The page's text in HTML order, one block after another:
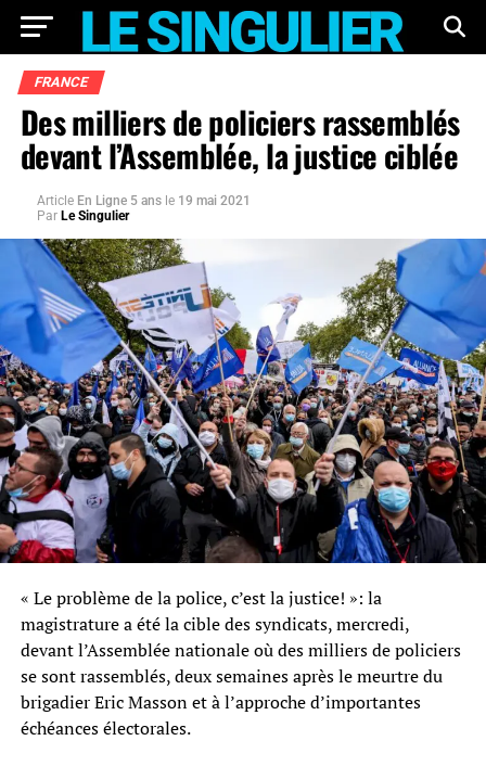
FRANCE
Des milliers de policiers rassemblés
devant l’Assemblée, la justice ciblée
Article En Ligne 5 ans le 19 mai 2021
Par Le Singulier
« Le problème de la police, c’est la justice! »: la
magistrature a été la cible des syndicats, mercredi,
devant l’Assemblée nationale où des milliers de policiers
se sont rassemblés, deux semaines après le meurtre du
brigadier Eric Masson et à l’approche d’importantes
échéances électorales.